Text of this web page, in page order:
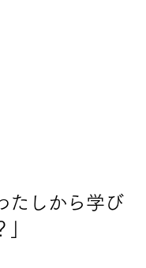
たしから学び